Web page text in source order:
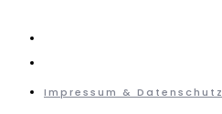
Impressum & Datenschutz